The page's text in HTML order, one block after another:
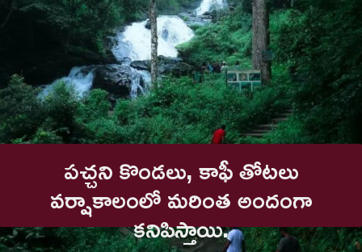
పచ్చని కొండలు, కాఫీ తోటలు
వర్షాకాలంలో మరింత అందంగా
కనిపిస్తాయి.